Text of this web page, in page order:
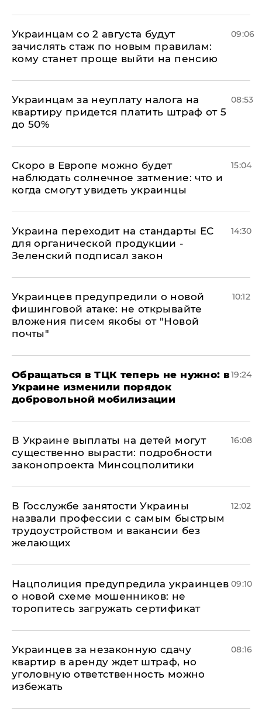
Украинцам со 2 августа будут
зачислять стаж по новым правилам:
кому станет проще выйти на пенсию
09:06
Украинцам за неуплату налога на
квартиру придется платить штраф от 5
до 50%
08:53
Скоро в Европе можно будет
наблюдать солнечное затмение: что и
когда смогут увидеть украинцы
15:04
Украина переходит на стандарты ЕС
для органической продукции -
Зеленский подписал закон
14:30
Украинцев предупредили о новой
фишинговой атаке: не открывайте
вложения писем якобы от "Новой
почты"
10:12
Обращаться в ТЦК теперь не нужно: в
Украине изменили порядок
добровольной мобилизации
19:24
В Украине выплаты на детей могут
существенно вырасти: подробности
законопроекта Минсоцполитики
16:08
В Госслужбе занятости Украины
назвали профессии с самым быстрым
трудоустройством и вакансии без
желающих
12:02
Нацполиция предупредила украинцев
о новой схеме мошенников: не
торопитесь загружать сертификат
09:10
Украинцев за незаконную сдачу
квартир в аренду ждет штраф, но
уголовную ответственность можно
избежать
08:16